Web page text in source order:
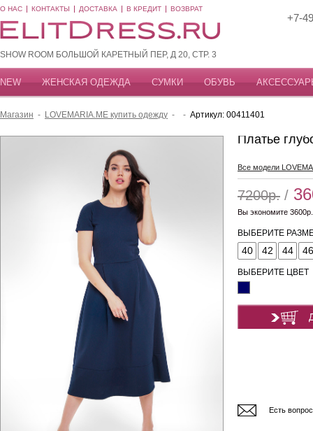
О НАС КОНТАКТЫ ДОСТАВКА В КРЕДИТ ВОЗВРАТ
SHOW ROOM БОЛЬШОЙ КАРЕТНЫЙ ПЕР, Д 20, СТР. 3
+7-
NEW ЖЕНСКАЯ ОДЕЖДА СУМКИ ОБУВЬ
Магазин - LOVEMARIA.ME купить одежду - - Артикул: 00411401
Платье
Все модели
7200р. /
Вы экономите 3600р.
ВЫБЕРИТЕ
40 42 44 46
ВЫБЕРИТЕ ЦВЕТ
Есть